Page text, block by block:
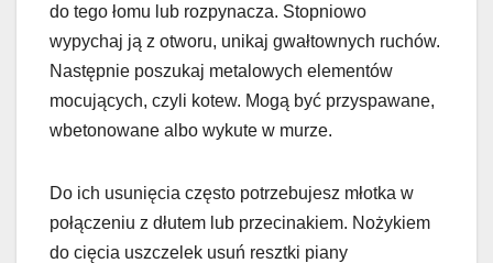
do tego łomu lub rozpynacza. Stopniowo
wypychaj ją z otworu, unikaj gwałtownych ruchów.
Następnie poszukaj metalowych elementów
mocujących, czyli kotew. Mogą być przyspawane,
wbetonowane albo wykute w murze.
Do ich usunięcia często potrzebujesz młotka w
połączeniu z dłutem lub przecinakiem. Nożykiem
do cięcia uszczelek usuń resztki piany